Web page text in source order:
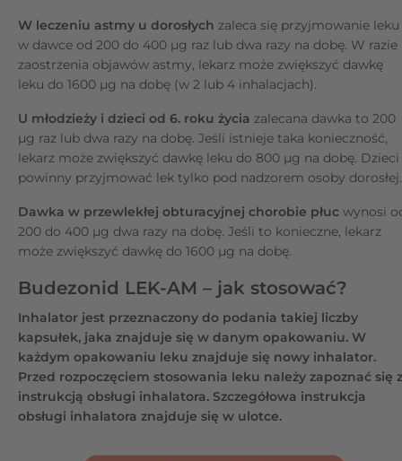
W leczeniu astmy u dorosłych zaleca się przyjmowanie leku
w dawce od 200 do 400 µg raz lub dwa razy na dobę. W razie
zaostrzenia objawów astmy, lekarz może zwiększyć dawkę
leku do 1600 µg na dobę (w 2 lub 4 inhalacjach).
U młodzieży i dzieci od 6. roku życia zalecana dawka to 200
µg raz lub dwa razy na dobę. Jeśli istnieje taka konieczność,
lekarz może zwiększyć dawkę leku do 800 µg na dobę. Dzieci
powinny przyjmować lek tylko pod nadzorem osoby
Dawka w przewlekłej obturacyjnej chorobie płuc wynosi
200 do 400 µg dwa razy na dobę. Jeśli to konieczne, lekarz
może zwiększyć dawkę do 1600 µg na dobę.
Budezonid LEK-AM – jak stosować?
Inhalator jest przeznaczony do podania takiej liczby
kapsułek, jaka znajduje się w danym opakowaniu. W
każdym opakowaniu leku znajduje się nowy inhalator.
Przed rozpoczęciem stosowania leku należy zapoznać się z
instrukcją obsługi inhalatora. Szczegółowa instrukcja
obsługi inhalatora znajduje się w ulotce.